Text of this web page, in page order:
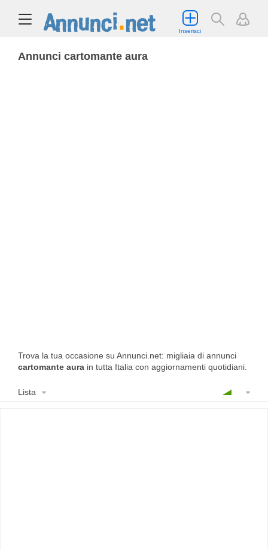
Inserisci
Annunci cartomante aura
Trova la tua occasione su Annunci.net: migliaia di annunci
cartomante aura in tutta Italia con aggiornamenti quotidiani.
Lista